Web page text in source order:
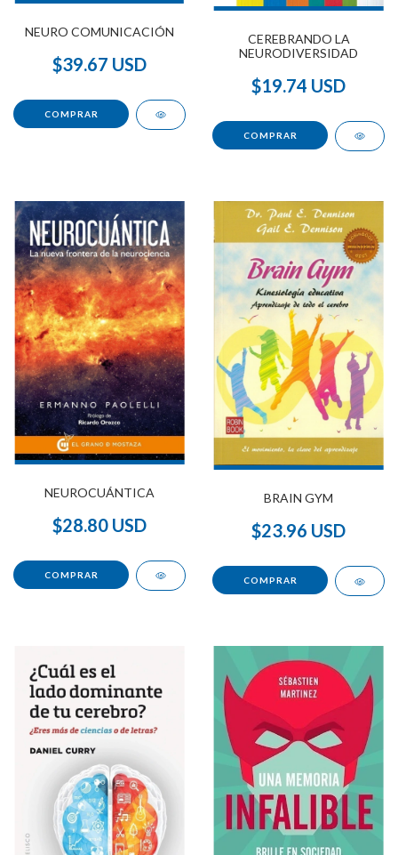
NEURO COMUNICACIÓN
$39.67 USD
CEREBRANDO LA
NEURODIVERSIDAD
$19.74 USD
NEUROCUÁNTICA
$28.80 USD
BRAIN GYM
$23.96 USD